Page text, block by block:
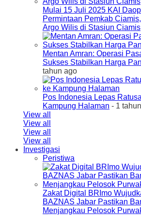
Mulai 15 Juli 2025 KAI
Permintaan Pemkab
Argo Wilis di Stasiun Ciamis
Mentan Amran: Operasi
Sukses Stabilkan Harga
tahun ago
Pos Indonesia Lepas
Kampung Halaman - 1
View all
View all
View all
View all
Investigasi
Peristiwa
Zakat Digital BRImo
BAZNAS Jabar Pastikan
Menjangkau Pelosok